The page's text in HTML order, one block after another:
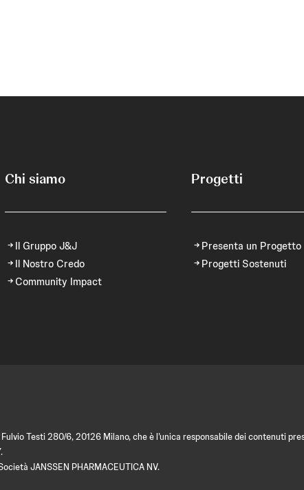
Chi siamo
Il Gruppo J&J
Il Nostro Credo
Community Impact
Progetti
Presenta un Progetto
Progetti Sostenuti
Testi 280/6, 20126 Milano, che è l’unica responsabile dei contenuti
JANSSEN PHARMACEUTICA NV.